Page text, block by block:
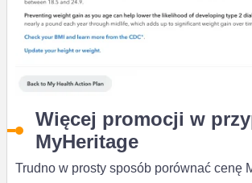
Więcej promocji w
MyHeritage
Trudno w prosty sposób porównać cenę